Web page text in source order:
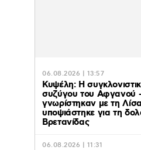
06.08.2026 | 13:57
Κυψέλη: Η
συζύγου του Αφγανού
γνωρίστηκαν με τη
υποψιάστηκε για τη
Βρετανίδας
06.08.2026 | 11:31